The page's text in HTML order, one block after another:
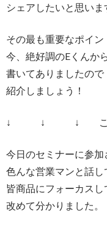
シェアしたいと思いま
その最も重要なポイン
今、絶好調のEくんか
書いてありましたので
紹介しましょう！
↓ ↓ ↓ こ
今日のセミナーに参加
色んな営業マンと話し
皆商品にフォーカス
改めて分かりました。